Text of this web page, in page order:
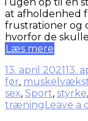
at afholdenhed
frustrationer og
hvorfor de
Læs mere
13. april 202113.
før,
sex, Sport, styrke,
træningLeave a